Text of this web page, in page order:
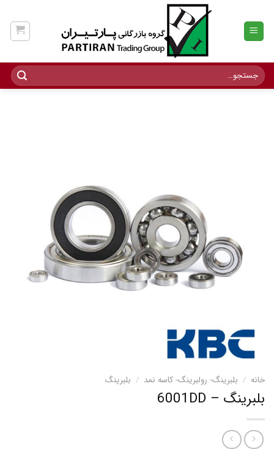
content
جستجو
برای:
خانه / بلبرینگ- رولبرینگ- کاسه نمد / بلبرینگ
بلبرینگ – 6001DD